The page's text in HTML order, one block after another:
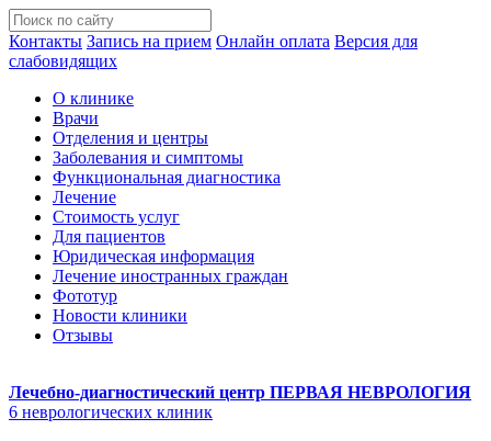
Контакты Запись на прием Онлайн оплата Версия для
слабовидящих
О клинике
Врачи
Отделения и центры
Заболевания и симптомы
Функциональная диагностика
Лечение
Стоимость услуг
Для пациентов
Юридическая информация
Лечение иностранных граждан
Фототур
Новости клиники
Отзывы
Лечебно-диагностический центр ПЕРВАЯ НЕВРОЛОГИЯ
6 неврологических клиник